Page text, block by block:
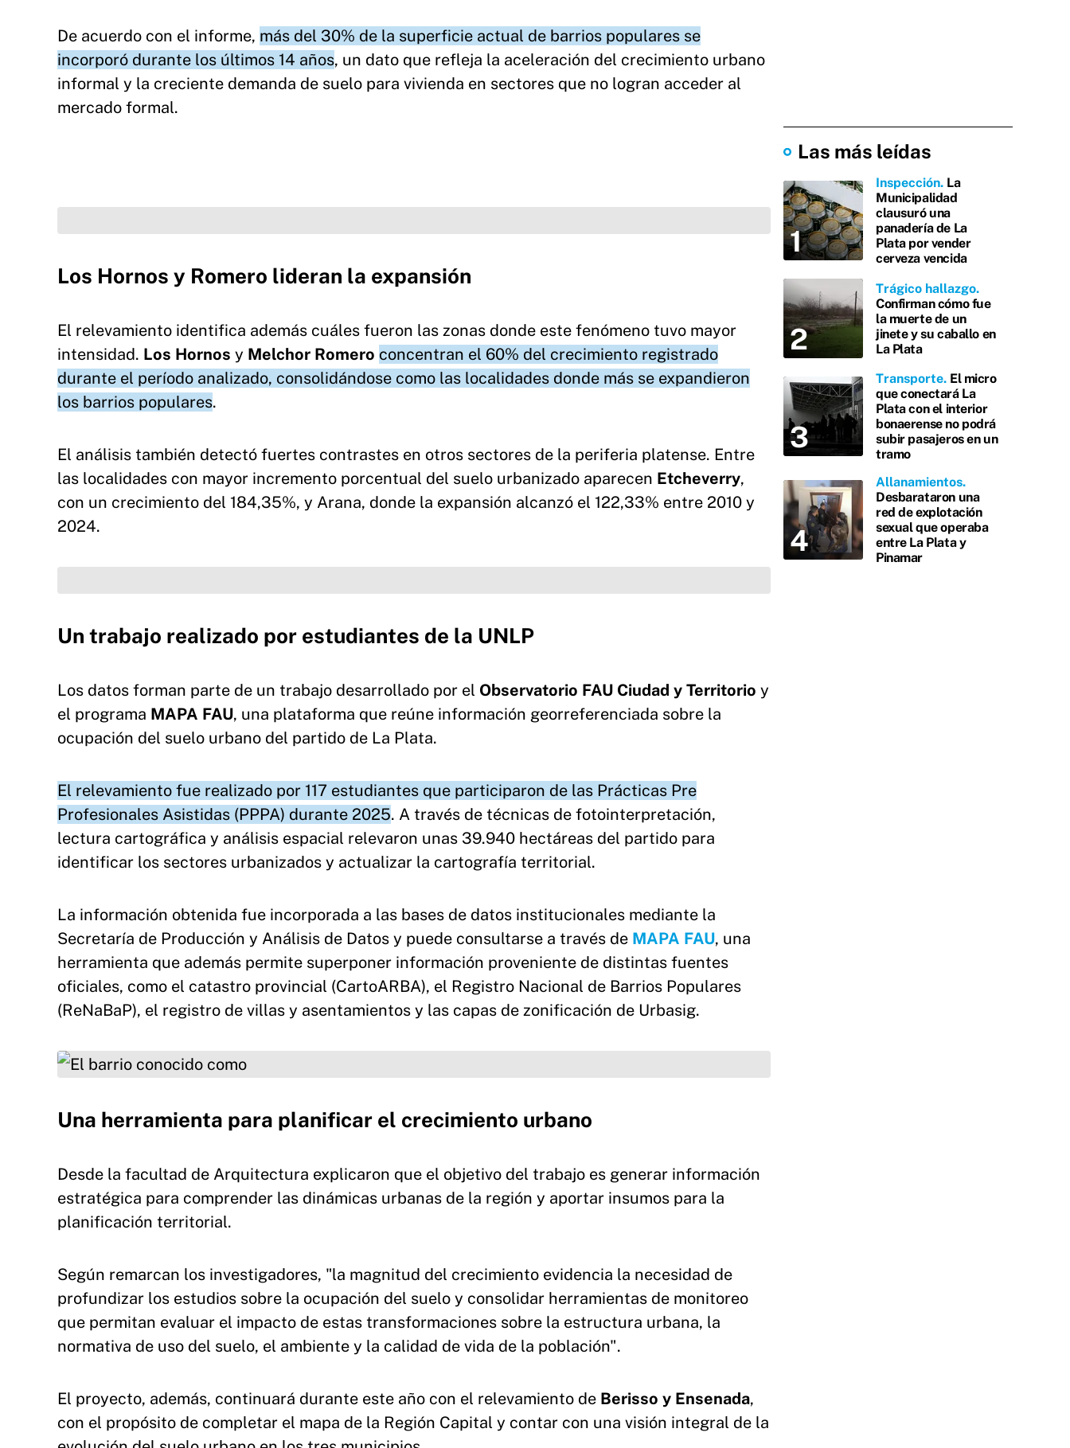
De acuerdo con el informe, más del 30% de la superficie actual de barrios populares se
incorporó durante los últimos 14 años, un dato que refleja la aceleración del crecimiento urbano
informal y la creciente demanda de suelo para vivienda en sectores que no logran acceder al
mercado formal.
Los Hornos y Romero lideran la expansión
El relevamiento identifica además cuáles fueron las zonas donde este fenómeno tuvo mayor
intensidad. Los Hornos y Melchor Romero concentran el 60% del crecimiento registrado
durante el período analizado, consolidándose como las localidades donde más se expandieron
los barrios populares.
El análisis también detectó fuertes contrastes en otros sectores de la periferia platense. Entre
las localidades con mayor incremento porcentual del suelo urbanizado aparecen Etcheverry,
con un crecimiento del 184,35%, y Arana, donde la expansión alcanzó el 122,33% entre 2010 y
2024.
Un trabajo realizado por estudiantes de la UNLP
Los datos forman parte de un trabajo desarrollado por el Observatorio FAU Ciudad y Territorio y
el programa MAPA FAU, una plataforma que reúne información georreferenciada sobre la
ocupación del suelo urbano del partido de La Plata.
El relevamiento fue realizado por 117 estudiantes que participaron de las Prácticas Pre
Profesionales Asistidas (PPPA) durante 2025. A través de técnicas de fotointerpretación,
lectura cartográfica y análisis espacial relevaron unas 39.940 hectáreas del partido para
identificar los sectores urbanizados y actualizar la cartografía territorial.
La información obtenida fue incorporada a las bases de datos institucionales mediante la
Secretaría de Producción y Análisis de Datos y puede consultarse a través de MAPA FAU, una
herramienta que además permite superponer información proveniente de distintas fuentes
oficiales, como el catastro provincial (CartoARBA), el Registro Nacional de Barrios Populares
(ReNaBaP), el registro de villas y asentamientos y las capas de zonificación de Urbasig.
El barrio conocido como "megatoma de Los Hornos", en sus primeros años de
Una herramienta para planificar el crecimiento urbano
Desde la facultad de Arquitectura explicaron que el objetivo del trabajo es generar información
estratégica para comprender las dinámicas urbanas de la región y aportar insumos para la
planificación territorial.
Según remarcan los investigadores, "la magnitud del crecimiento evidencia la necesidad de
profundizar los estudios sobre la ocupación del suelo y consolidar herramientas de monitoreo
que permitan evaluar el impacto de estas transformaciones sobre la estructura urbana, la
normativa de uso del suelo, el ambiente y la calidad de vida de la población".
El proyecto, además, continuará durante este año con el relevamiento de Berisso y Ensenada,
con el propósito de completar el mapa de la Región Capital y contar con una visión integral de la
Las más leídas
Inspección La
Municipalidad
clausuró una
panadería de La
Plata por vender
cerveza vencida
Trágico hallazgo
Confirman cómo fue
la muerte de un
jinete y su caballo en
La Plata
Transporte El micro
que conectará La
Plata con el interior
bonaerense no podrá
subir pasajeros en un
tramo
Allanamientos
Desbarataron una
red de explotación
sexual que operaba
entre La Plata y
Pinamar